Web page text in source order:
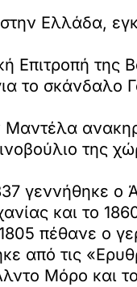
Ελλάδα,
Επιτροπή
το σκάνδαλο
της
γεννήθηκε ο
και το
πέθανε ο
από τις
Μόρο και